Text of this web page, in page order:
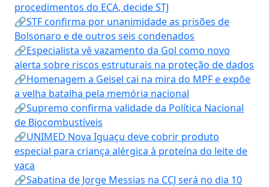
procedimentos do ECA, decide STJ
🔗STF confirma por unanimidade as prisões de
Bolsonaro e de outros seis condenados
🔗Especialista vê vazamento da Gol como novo
alerta sobre riscos estruturais na proteção de dados
🔗Homenagem a Geisel cai na mira do MPF e expõe
a velha batalha pela memória nacional
🔗Supremo confirma validade da Política Nacional
de Biocombustíveis
🔗UNIMED Nova Iguaçu deve cobrir produto
especial para criança alérgica à proteína do leite de
vaca
🔗Sabatina de Jorge Messias na CCJ será no dia 10